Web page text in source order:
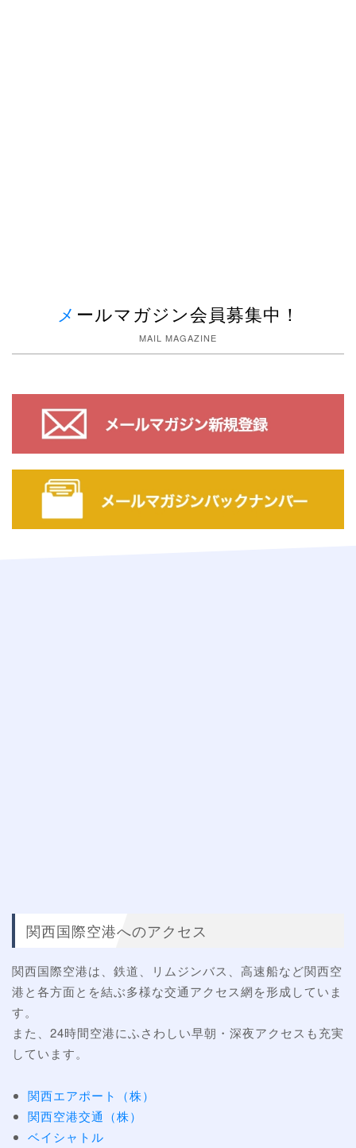
メールマガジン会員募集中！
MAIL MAGAZINE
関西国際空港へのアクセス
関西国際空港は、鉄道、リムジンバス、高速船など関西空
港と各方面とを結ぶ多様な交通アクセス網を形成していま
す。
また、24時間空港にふさわしい早朝・深夜アクセスも充実
しています。
関西エアポート（株）
関西空港交通（株）
ベイシャトル